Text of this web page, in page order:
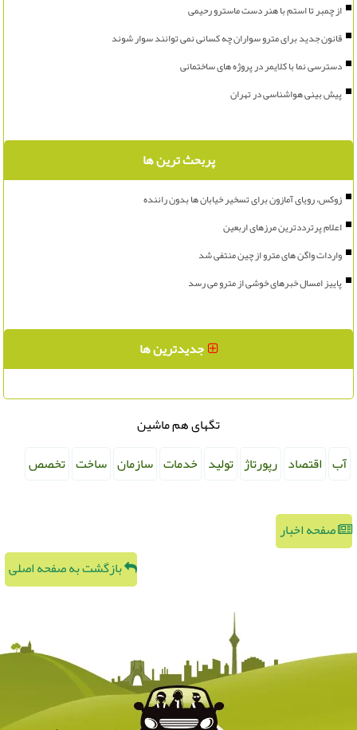
از چمبر تا استم با هنر دست ماسترو رحیمی
قانون جدید برای مترو سواران چه کسانی نمی توانند سوار شوند
دسترسی نما با کلایمر در پروژه های ساختمانی
پیش بینی هواشناسی در تهران
پربحث ترین ها
زوکس، رویای آمازون برای تسخیر خیابان ها بدون راننده
اعلام پرترددترین مرزهای اربعین
واردات واگن های مترو از چین منتفی شد
پاییز امسال خبرهای خوشی از مترو می رسد
جدیدترین ها
تگهای هم ماشین
آب
اقتصاد رپورتاژ تولید خدمات سازمان ساخت تخصص
صفحه اخبار
بازگشت به صفحه اصلی